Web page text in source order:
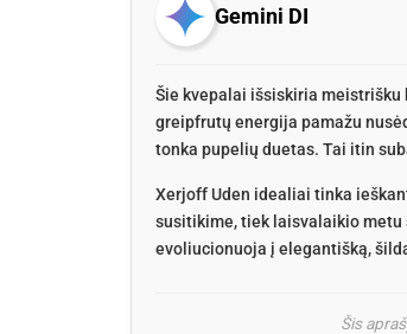
Gemini DI
Šie kvepalai išsiskiria
greipfrutų energija pamažu
tonka pupelių duetas. Tai itin
Xerjoff Uden idealiai tinka
susitikime, tiek laisvalaikio
evoliucionuoja į elegantišką,
Šis